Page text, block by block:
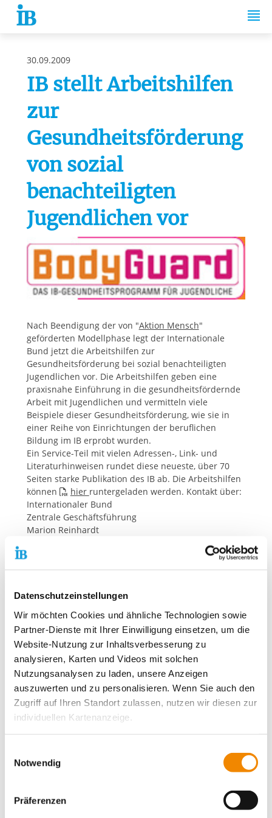
Datenschutzeinstellungen
Wir möchten Cookies und ähnliche Technologien sowie
Partner-Dienste mit Ihrer Einwilligung einsetzen, um die
Website-Nutzung zur Inhaltsverbesserung zu
analysieren, Karten und Videos mit solchen
Nutzungsanalysen zu laden, unsere Anzeigen
auszuwerten und zu personalisieren. Wenn Sie auch den
Zugriff auf Ihren Standort zulassen, nutzen wir diesen zur
individuellen Kartenanzeige.
unsere Partner Daten wie Ihre IP-Adresse und
verarbeiten diese zusammen mit Daten von anderen
Websites. Die Partner erkennen mitunter auch, wenn Sie
zum Website-Besuch verschiedene Geräte verwenden,
Notwendig
Präferenzen
Springe zum Inhalt
30.09.2009
IB stellt Arbeitshilfen
zur
Gesundheitsförderung
von sozial
benachteiligten
Jugendlichen vor
Nach Beendigung der von "Aktion Mensch"
geförderten Modellphase legt der Internationale
Bund jetzt die Arbeitshilfen zur
Gesundheitsförderung bei sozial benachteiligten
Jugendlichen vor. Die Arbeitshilfen geben eine
praxisnahe Einführung in die gesundheitsfördernde
Arbeit mit Jugendlichen und vermitteln viele
Beispiele dieser Gesundheitsförderung, wie sie in
einer Reihe von Einrichtungen der beruflichen
Bildung im IB erprobt wurden.
Ein Service-Teil mit vielen Adressen-, Link- und
Literaturhinweisen rundet diese neueste, über 70
Seiten starke Publikation des IB ab. Die Arbeitshilfen
können
hier runtergeladen werden. Kontakt über:
Internationaler Bund
Zentrale Geschäftsführung
Marion Reinhardt
60389 Frankfurt /M.,
Tel.: 069-94545-245
Kontaktdaten unseres Presseteams
Dirk Altbürger
Pressesprecher
Telefon: +49 69 94545-107
E-Mail schreiben
Matthias Schwerdtfeger
Stellvertretender Pressesprecher
Angelika Bieck
E-Mail schreiben